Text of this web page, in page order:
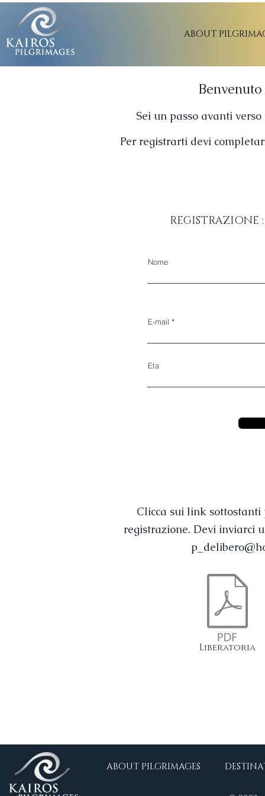
ABOUT
Sei un passo avanti
Per registrarti devi
Nome
E-mail
Eta
Clicca sui link
registrazione. Devi inviarci
Liberatoria
ABOUT PILGRIMAGES